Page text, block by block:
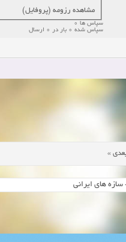
مشاهده رزومه (پروفایل)
سپاس ها 0
سپاس شده 0 بار در 0 ارسال
»